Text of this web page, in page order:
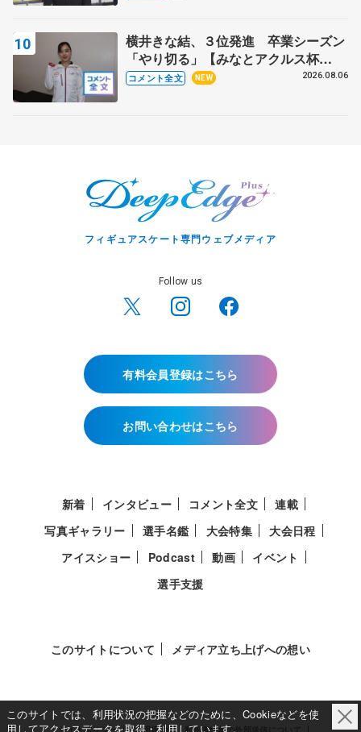
横井きな結、３位発進 卒業シーズン
「やり切る」【みなとアクルス杯
SP】
コメント全文 NEW 2026.08.06
フィギュアスケート専門ウェブメディア
Follow us
有料会員登録はこちら
お問い合わせはこちら
新着 インタビュー コメント全文
連載
写真ギャラリー
選手名鑑 大会特集
大会日程
アイスショー
Podcast 動画
イベント
選手支援
このサイトについて メディア立ち上げへの想い
サイトポリシー 利用規約 利用者情報の外部送信について
このサイトでは、利用状況の把握などのために、Cookieなどを使
用してアクセスデータを取得・利用しています。